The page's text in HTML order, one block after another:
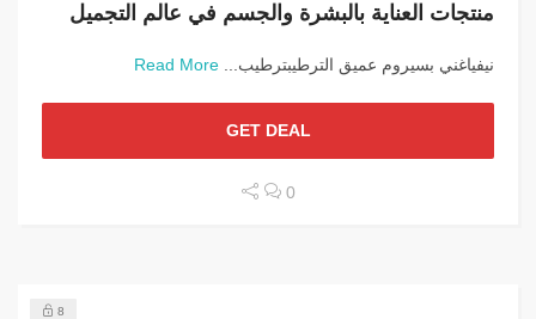
منتجات العناية بالبشرة والجسم في عالم التجميل
نيفياغني بسيروم عميق الترطيبترطيب... Read More
GET DEAL
0
8